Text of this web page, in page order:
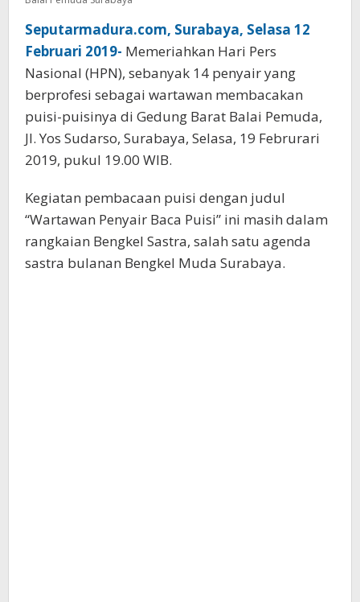
Seputarmadura.com, Surabaya, Selasa 12
Februari 2019- Memeriahkan Hari Pers
Nasional (HPN), sebanyak 14 penyair yang
berprofesi sebagai wartawan membacakan
puisi-puisinya di Gedung Barat Balai Pemuda,
Jl. Yos Sudarso, Surabaya, Selasa, 19 Februrari
2019, pukul 19.00 WIB.
Kegiatan pembacaan puisi dengan judul
“Wartawan Penyair Baca Puisi” ini masih dalam
rangkaian Bengkel Sastra, salah satu agenda
sastra bulanan Bengkel Muda Surabaya.